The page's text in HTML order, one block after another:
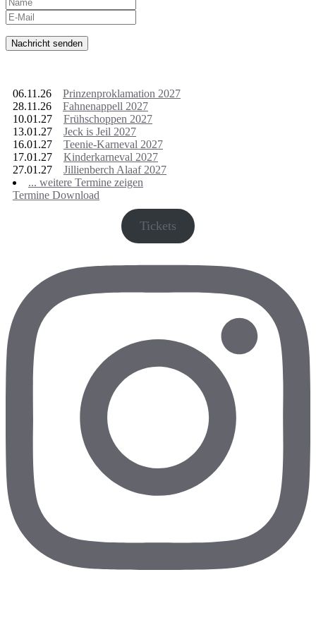
06.11.26 Prinzenproklamation 2027
28.11.26 Fahnenappell 2027
10.01.27 Frühschoppen 2027
13.01.27 Jeck is Jeil 2027
16.01.27 Teenie-Karneval 2027
17.01.27 Kinderkarneval 2027
27.01.27 Jillienberch Alaaf 2027
... weitere Termine zeigen
Termine Download
Tickets